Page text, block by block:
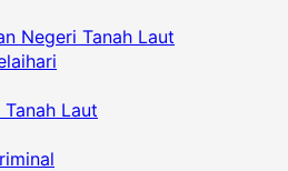
Negeri Tanah Laut
Laut